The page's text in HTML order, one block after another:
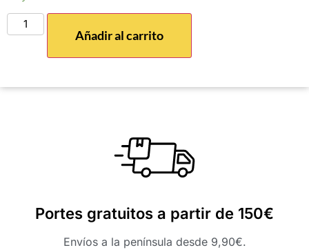
Añadir al carrito
Portes gratuitos a partir de 150€
Envíos a la península desde 9,90€.